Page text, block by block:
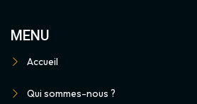
MENU
Accueil
Qui sommes-nous ?